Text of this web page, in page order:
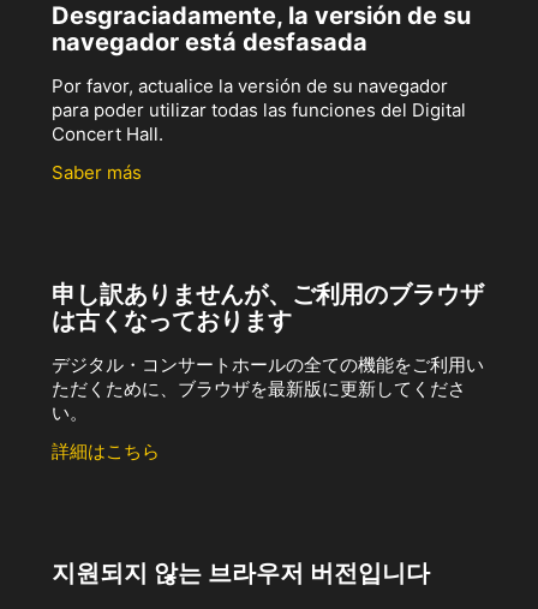
Desgraciadamente, la versión de su
navegador está desfasada
Por favor, actualice la versión de su navegador
para poder utilizar todas las funciones del Digital
Concert Hall.
Saber más
申し訳ありませんが、ご利用のブラウザ
は古くなっております
デジタル・コンサートホールの全ての機能をご利用い
ただくために、ブラウザを最新版に更新してくださ
い。
詳細はこちら
지원되지 않는 브라우저 버전입니다